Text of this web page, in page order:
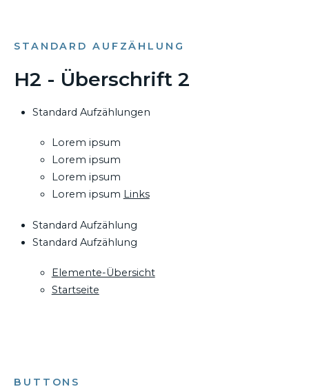
STANDARD AUFZÄHLUNG
H2 - Überschrift 2
Standard Aufzählungen
Lorem ipsum
Lorem ipsum
Lorem ipsum
Lorem ipsum Links
Standard Aufzählung
Standard Aufzählung
Elemente-Übersicht
Startseite
BUTTONS